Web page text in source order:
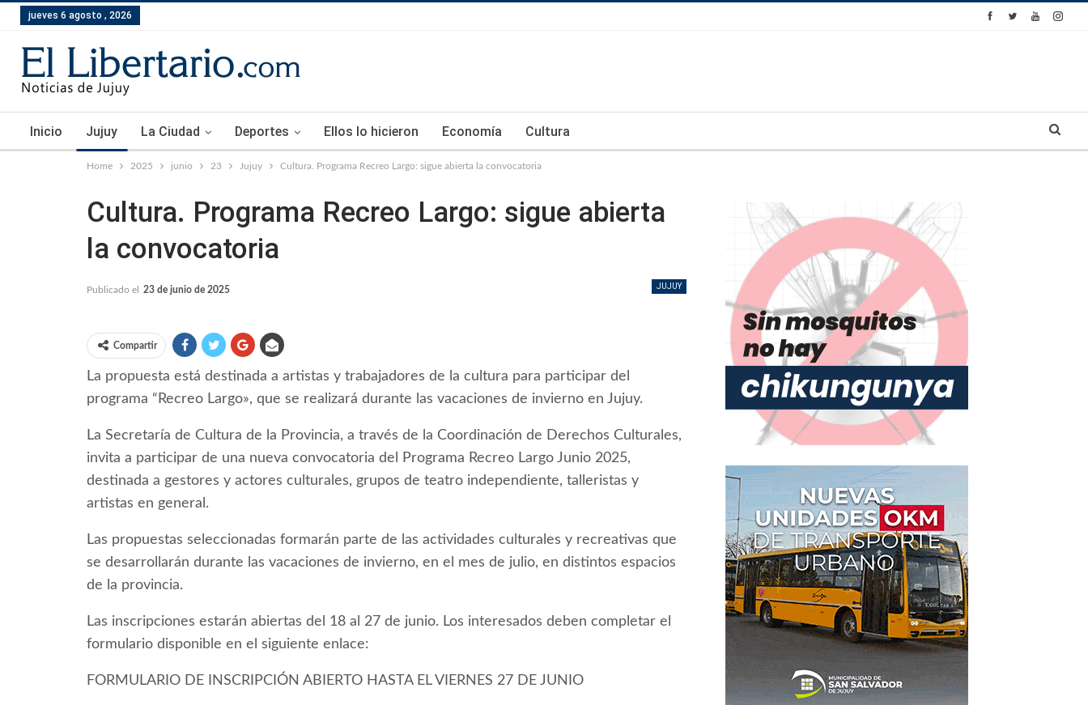
jueves 6 agosto , 2026
Inicio Jujuy La Ciudad Deportes Ellos lo hicieron Economía Cultura
Home 2025 junio 23 Jujuy Cultura. Programa Recreo Largo: sigue abierta la convocatoria
Cultura. Programa Recreo Largo: sigue abierta
la convocatoria
JUJUY
Publicado el 23 de junio de 2025
Compartir
La propuesta está destinada a artistas y trabajadores de la cultura para participar del
programa “Recreo Largo», que se realizará durante las vacaciones de invierno en Jujuy.
La Secretaría de Cultura de la Provincia, a través de la Coordinación de Derechos Culturales,
invita a participar de una nueva convocatoria del Programa Recreo Largo Junio 2025,
destinada a gestores y actores culturales, grupos de teatro independiente, talleristas y
artistas en general.
Las propuestas seleccionadas formarán parte de las actividades culturales y recreativas que
se desarrollarán durante las vacaciones de invierno, en el mes de julio, en distintos espacios
de la provincia.
Las inscripciones estarán abiertas del 18 al 27 de junio. Los interesados deben completar el
formulario disponible en el siguiente enlace:
FORMULARIO DE INSCRIPCIÓN ABIERTO HASTA EL VIERNES 27 DE JUNIO